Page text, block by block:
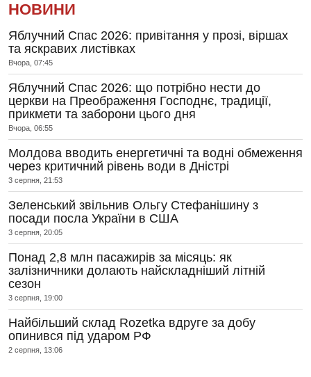
НОВИНИ
Яблучний Спас 2026: привітання у прозі, віршах
та яскравих листівках
Вчора, 07:45
Яблучний Спас 2026: що потрібно нести до
церкви на Преображення Господнє, традиції,
прикмети та заборони цього дня
Вчора, 06:55
Молдова вводить енергетичні та водні обмеження
через критичний рівень води в Дністрі
3 серпня, 21:53
Зеленський звільнив Ольгу Стефанішину з
посади посла України в США
3 серпня, 20:05
Понад 2,8 млн пасажирів за місяць: як
залізничники долають найскладніший літній
сезон
3 серпня, 19:00
Найбільший склад Rozetka вдруге за добу
опинився під ударом РФ
2 серпня, 13:06